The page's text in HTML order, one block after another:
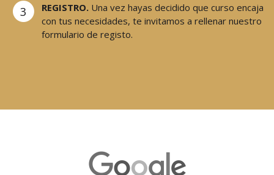
3 REGISTRO. Una vez hayas decidido que curso encaja
con tus necesidades, te invitamos a rellenar nuestro
formulario de registo.